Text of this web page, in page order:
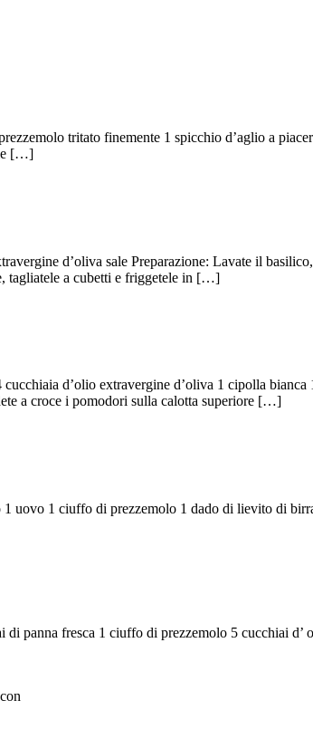
tritato finemente 1 spicchio d’aglio a
le […]
d’oliva sale Preparazione: Lavate il
tagliatele a cubetti e friggetele in […]
d’olio extravergine d’oliva 1 cipolla
a croce i pomodori sulla calotta superiore […]
1 ciuffo di prezzemolo 1 dado di lievito di
fresca 1 ciuffo di prezzemolo 5 cucchiai d’